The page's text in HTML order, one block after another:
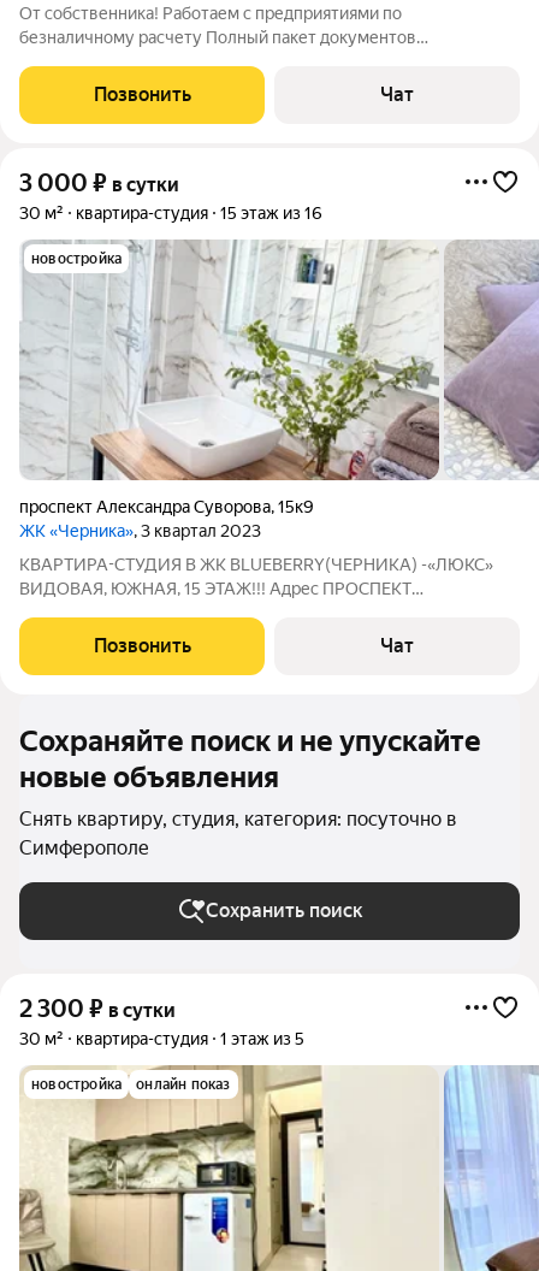
От собственника! Работаем с предприятиями по
безналичному расчету Полный пакет документов
посудой! В квартире скоростной интернет
Позвонить Чат
3 000 ₽ в сутки
30 м² квартира-студия 15 этаж из 16
новостройка
проспект Александра Суворова,15к9
ЖК «Черника», 3 квартал 2023
КВАРТИРА-СТУДИЯ В ЖК BLUEBERRY(ЧЕРНИКА) -«ЛЮКС»
ВИДОВАЯ, ЮЖНАЯ, 15 ЭТАЖ!!! Адрес ПРОСПЕКТ
ПРИВОЗ, Глазная клиника GENESIS, Перинатальный центр,
Железнодорожная больница, МРЭО, Политехнический и
Позвонить Чат
Сохраняйте поиск и не упускайте
новые объявления
Снять квартиру, студия, категория: посуточно в
Симферополе
Сохранить поиск
2 300 ₽ в сутки
30 м² квартира-студия 1 этаж из 5
новостройка онлайн показ